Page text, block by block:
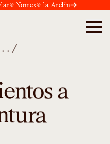
Nomex® la Arclin
/
a